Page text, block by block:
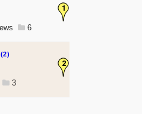
1
6
2
(2)
3